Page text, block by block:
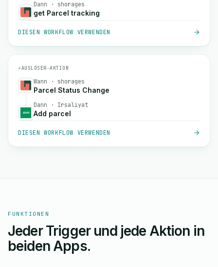
Dann · shorages
get Parcel tracking
DIESEN WORKFLOW VERWENDEN
⚡AUSLÖSER→AKTION
Wann · shorages
Parcel Status Change
Dann · Irsaliyat
Add parcel
DIESEN WORKFLOW VERWENDEN
FUNKTIONEN
Jeder Trigger und jede Aktion in
beiden Apps.